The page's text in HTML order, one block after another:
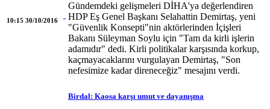
10:15 30/10/2016
Gündemdeki gelişmeleri DİHA'ya değerlendiren
HDP Eş Genel Başkanı Selahattin Demirtaş, yeni
"Güvenlik Konsepti"nin aktörlerinden İçişleri
Bakanı Süleyman Soylu için "Tam da kirli işlerin
adamıdır" dedi. Kirli politikalar karşısında korkup,
kaçmayacaklarını vurgulayan Demirtaş, "Son
nefesimize kadar direneceğiz" mesajını verdi.
Birdal: Kaosa karşı umut ve dayanışma